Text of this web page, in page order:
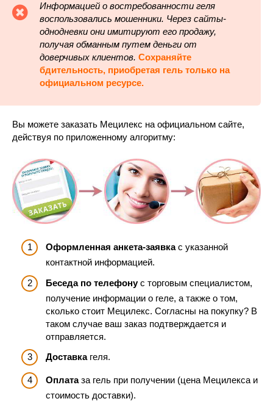
Информацией о востребованности геля
воспользовались мошенники. Через сайты-
однодневки они имитируют его продажу,
получая обманным путем деньги от
доверчивых клиентов. Сохраняйте
бдительность, приобретая гель только на
официальном ресурсе.
Вы можете заказать Мецилекс на официальном сайте,
действуя по приложенному алгоритму:
Оформленная анкета-заявкас указанной
контактной информацией.
Беседа по телефонус торговым специалистом,
получение информации о геле, а также о том,
сколько стоит Мецилекс. Согласны на покупку? В
таком случае ваш заказ подтверждается и
отправляется.
Доставкагеля.
Оплатаза гель при получении (цена Мецилекса и
стоимость доставки).